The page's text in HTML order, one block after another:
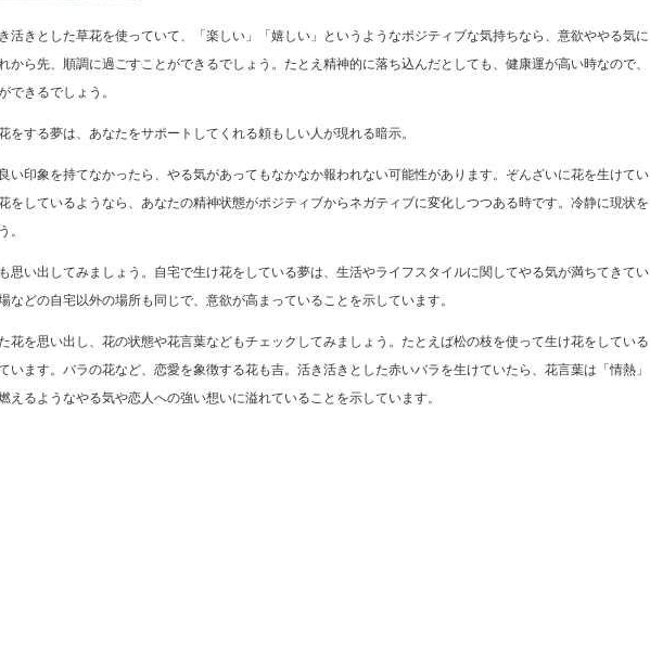
活きとした草花を使っていて、「楽しい」「嬉しい」というようなポジティブな気持ちなら、意欲ややる気に
から先、順調に過ごすことができるでしょう。たとえ精神的に落ち込んだとしても、健康運が高い時なので、
できるでしょう。
をする夢は、あなたをサポートしてくれる頼もしい人が現れる暗示。
い印象を持てなかったら、やる気があってもなかなか報われない可能性があります。ぞんざいに花を生けてい
をしているようなら、あなたの精神状態がポジティブからネガティブに変化しつつある時です。冷静に現状を
。
思い出してみましょう。自宅で生け花をしている夢は、生活やライフスタイルに関してやる気が満ちてきてい
などの自宅以外の場所も同じで、意欲が高まっていることを示しています。
花を思い出し、花の状態や花言葉などもチェックしてみましょう。たとえば松の枝を使って生け花をしている
います。バラの花など、恋愛を象徴する花も吉。活き活きとした赤いバラを生けていたら、花言葉は「情熱」
えるようなやる気や恋人への強い想いに溢れていることを示しています。